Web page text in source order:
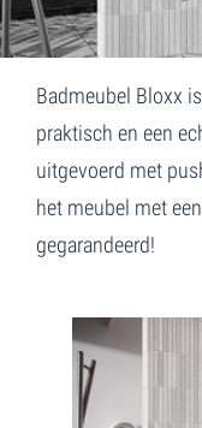
Badmeubel Bloxx
praktisch en een
uitgevoerd met
het meubel met
gegarandeerd!